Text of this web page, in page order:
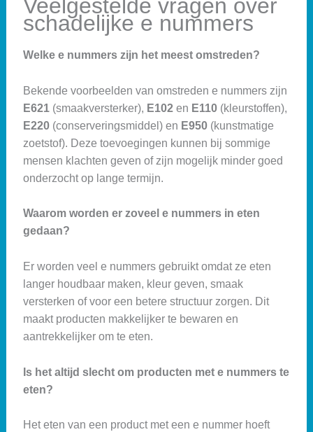
Veelgestelde vragen over
schadelijke e nummers
Welke e nummers zijn het meest omstreden?
Bekende voorbeelden van omstreden e nummers zijn
E621(smaakversterker), E102en E110(kleurstoffen),
E220(conserveringsmiddel) en E950(kunstmatige
zoetstof). Deze toevoegingen kunnen bij sommige
mensen klachten geven of zijn mogelijk minder goed
onderzocht op lange termijn.
Waarom worden er zoveel e nummers in eten
gedaan?
Er worden veel e nummers gebruikt omdat ze eten
langer houdbaar maken, kleur geven, smaak
versterken of voor een betere structuur zorgen. Dit
maakt producten makkelijker te bewaren en
aantrekkelijker om te eten.
Is het altijd slecht om producten met e nummers te
eten?
Het eten van een product met een e nummer hoeft